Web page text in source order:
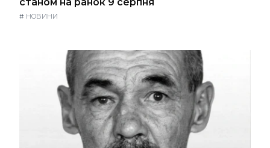
станом на ранок 9 серпня
# НОВИНИ